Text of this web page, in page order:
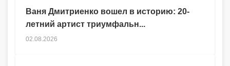
Ваня Дмитриенко вошел в историю: 20-
летний артист триумфальн...
02.08.2026